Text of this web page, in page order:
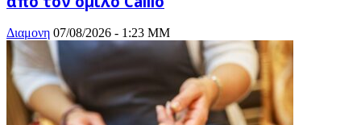
Διαμονη 07/08/2026 - 1:23 ΜΜ